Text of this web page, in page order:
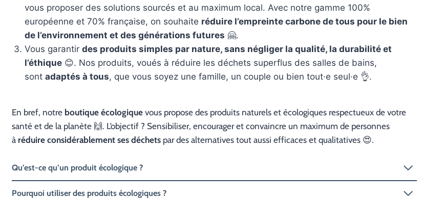
vous proposer des solutions sourcés et au maximum local. Avec notre gamme 100%
européenne et 70% française, on souhaite réduire l’empreinte carbone de tous pour le bien
de l’environnement et des générations futures 🤗.
Vous garantirdes produits simples par nature, sans négliger la qualité, la durabilité et
l’éthique 😊. Nos produits, voués à réduire les déchets superflus des salles de bains,
sontadaptés à tous, que vous soyez une famille, un couple ou bien tout·e seul·e 👌.
En bref, notre boutique écologiquevous propose des produits naturels et écologiques respectueux de votre
santé et de la planète 🙌. L’objectif ? Sensibiliser, encourager et convaincre un maximum de personnes
à réduire considérablement ses déchetspar des alternatives tout aussi efficaces et qualitatives 😍.
Qu’est-ce qu’un produit écologique ?
Pourquoi utiliser des produits écologiques ?